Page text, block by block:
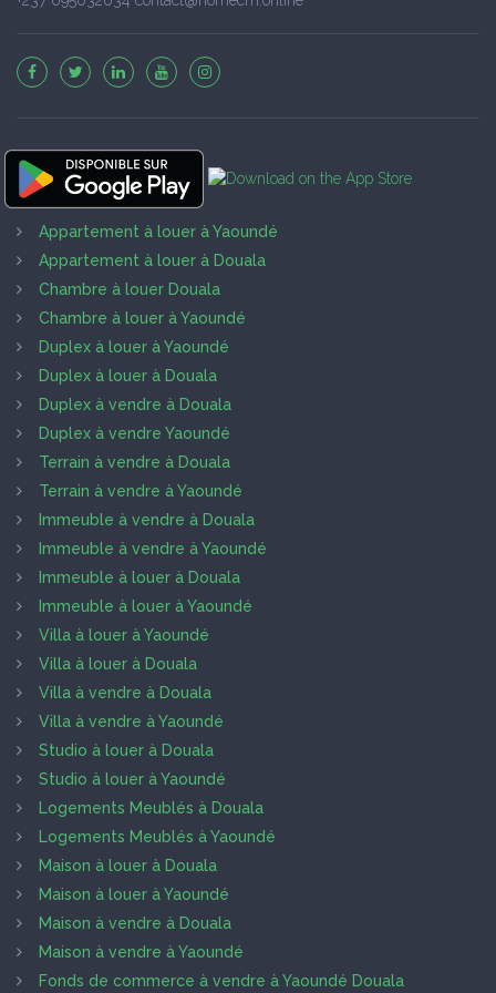
Appartement à louer à Yaoundé
Appartement à louer à Douala
Chambre à louer Douala
Chambre à louer à Yaoundé
Duplex à louer à Yaoundé
Duplex à louer à Douala
Duplex à vendre à Douala
Duplex à vendre Yaoundé
Terrain à vendre à Douala
Terrain à vendre à Yaoundé
Immeuble à vendre à Douala
Immeuble à vendre à Yaoundé
Immeuble à louer à Douala
Immeuble à louer à Yaoundé
Villa à louer à Yaoundé
Villa à louer à Douala
Villa à vendre à Douala
Villa à vendre à Yaoundé
Studio à louer à Douala
Studio à louer à Yaoundé
Logements Meublés à Douala
Logements Meublés à Yaoundé
Maison à louer à Douala
Maison à louer à Yaoundé
Maison à vendre à Douala
Maison à vendre à Yaoundé
Fonds de commerce à vendre à Yaoundé Douala